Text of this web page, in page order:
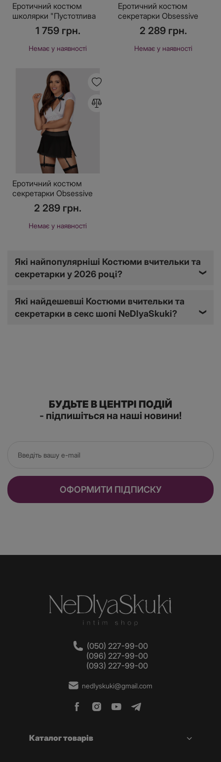
Еротичний костюм
школярки "Пустотлива
Кім" One Size
1 759 грн.
Немає у наявності
Еротичний костюм
секретарки Obsessive
Secretary suit 5pcs black
L/XL, чорно-білий, топ,
спідниця, ст
2 289 грн.
Немає у наявності
Еротичний костюм
секретарки Obsessive
Secretary suit 5pcs black
S/M, чорно-білий, топ,
спідниця, стр
2 289 грн.
Немає у наявності
Які найпопулярніші Костюми вчительки та
секретарки у 2026 році?
❯
Які найдешевші Костюми вчительки та
секретарки в секс шопі NeDlyaSkuki?
❯
БУДЬТЕ В ЦЕНТРІ ПОДІЙ
- підпишіться на наші новини!
ОФОРМИТИ ПІДПИСКУ
(050) 227-99-00
(096) 227-99-00
(093) 227-99-00
nedlyskuki@gmail.com
Каталог товарів